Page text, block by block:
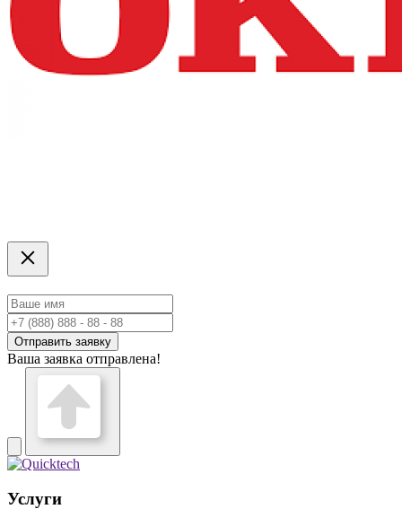
Отправить заявку
Ваша заявка отправлена!
Услуги